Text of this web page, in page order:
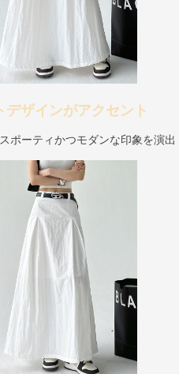
デザインがアクセント
ポーティかつモダンな印象を演出